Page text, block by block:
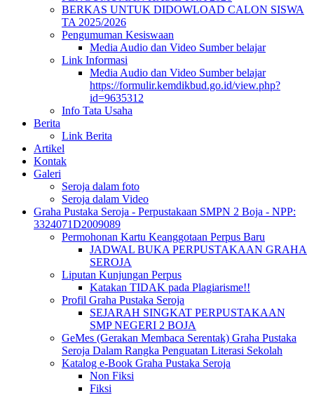
BERKAS UNTUK DIDOWLOAD CALON SISWA
TA 2025/2026
Pengumuman Kesiswaan
Media Audio dan Video Sumber belajar
Link Informasi
Media Audio dan Video Sumber belajar
https://formulir.kemdikbud.go.id/view.php?
id=9635312
Info Tata Usaha
Berita
Link Berita
Artikel
Kontak
Galeri
Seroja dalam foto
Seroja dalam Video
Graha Pustaka Seroja - Perpustakaan SMPN 2 Boja - NPP:
3324071D2009089
Permohonan Kartu Keanggotaan Perpus Baru
JADWAL BUKA PERPUSTAKAAN GRAHA
SEROJA
Liputan Kunjungan Perpus
Katakan TIDAK pada Plagiarisme!!
Profil Graha Pustaka Seroja
SEJARAH SINGKAT PERPUSTAKAAN
SMP NEGERI 2 BOJA
GeMes (Gerakan Membaca Serentak) Graha Pustaka
Seroja Dalam Rangka Penguatan Literasi Sekolah
Katalog e-Book Graha Pustaka Seroja
Non Fiksi
Fiksi